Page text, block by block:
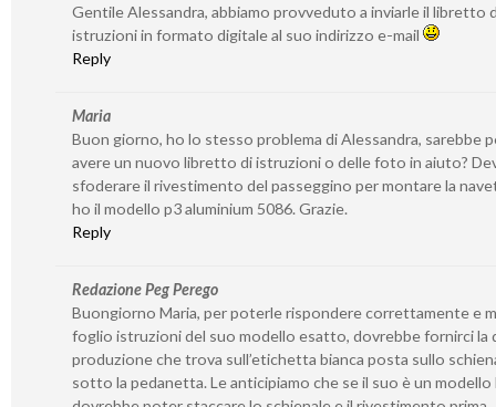
Gentile Alessandra, abbiamo provveduto a inviarle il libretto
istruzioni in formato digitale al suo indirizzo e-mail
Reply
Maria
Buon giorno, ho lo stesso problema di Alessandra, sarebbe
avere un nuovo libretto di istruzioni o delle foto in aiuto?
sfoderare il rivestimento del passeggino per montare la
ho il modello p3 aluminium 5086. Grazie.
Reply
Redazione Peg Perego
Buongiorno Maria, per poterle rispondere correttamente e
foglio istruzioni del suo modello esatto, dovrebbe fornirci la
produzione che trova sull’etichetta bianca posta sullo
sotto la pedanetta. Le anticipiamo che se il suo è un modello